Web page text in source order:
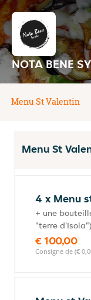
NOTA BENE
Menu St Valentin
Menu St
4 x Menu
+ une
"terre d'Isola")
€ 100,00
Consigne de (€